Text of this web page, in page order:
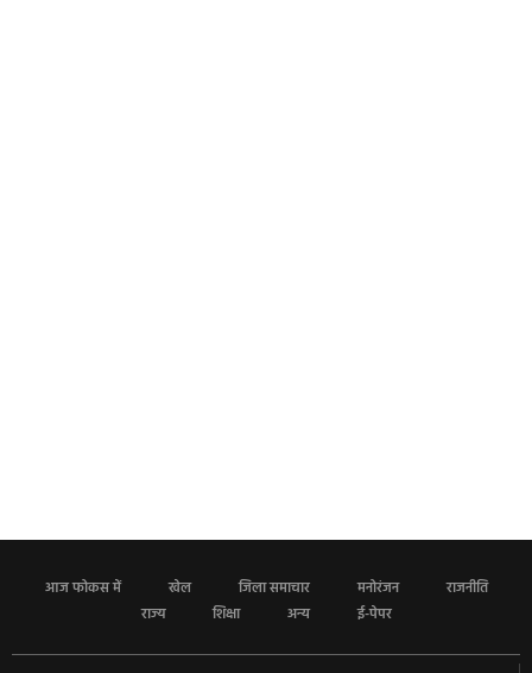
आज फोकस में खेल जिला समाचार मनोरंजन
राजनीति
राज्य
शिक्षा अन्य ई-पेपर